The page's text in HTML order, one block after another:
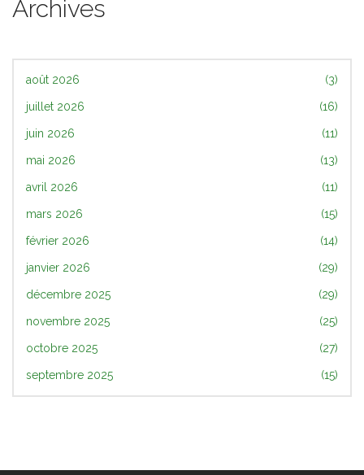
Archives
août 2026 (3)
juillet 2026 (16)
juin 2026 (11)
mai 2026 (13)
avril 2026 (11)
mars 2026 (15)
février 2026 (14)
janvier 2026 (29)
décembre 2025 (29)
novembre 2025 (25)
octobre 2025 (27)
septembre 2025 (15)